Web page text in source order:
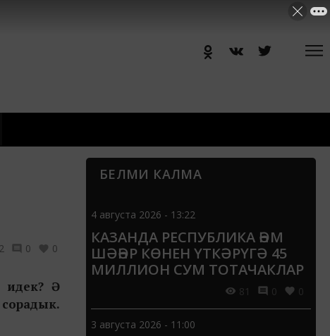
0 0
идек? Ә
сорадык.
БЕЛМИ КАЛМА
4 августа 2026 - 13:22
КАЗАНДА РЕСПУБЛИКА ҺӘМ
ШӘҺӘР КӨНЕН ҮТКӘРҮГӘ 45
МИЛЛИОН СУМ ТОТАЧАКЛАР
81 0 0
3 августа 2026 - 11:00